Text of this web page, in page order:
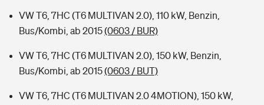
VW T6, 7HC (T6 MULTIVAN 2.0), 110 kW, Benzin,
Bus/Kombi, ab 2015(0603 / BUR)
VW T6, 7HC (T6 MULTIVAN 2.0), 150 kW, Benzin,
Bus/Kombi, ab 2015(0603 / BUT)
VW T6, 7HC (T6 MULTIVAN 2.0 4MOTION), 150 kW,